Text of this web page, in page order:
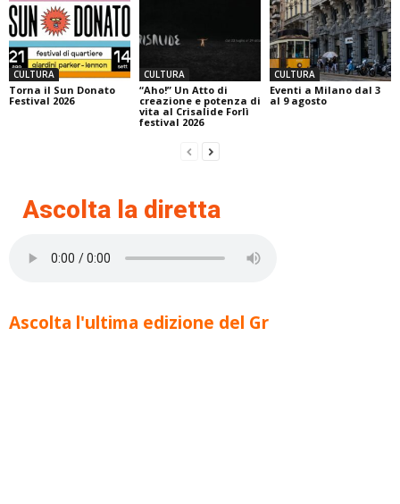
CULTURA
Torna il Sun Donato
Festival 2026
CULTURA
“Aho!” Un Atto di
creazione e potenza di
vita al Crisalide Forlì
festival 2026
CULTURA
Eventi a Milano dal 3
al 9 agosto
Ascolta la diretta
Ascolta l'ultima edizione del Gr